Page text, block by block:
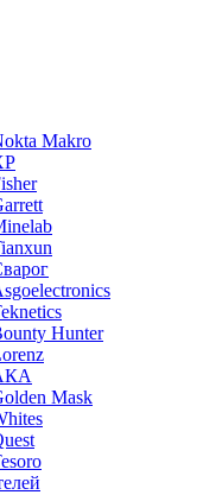
Makro
Hunter
Mask